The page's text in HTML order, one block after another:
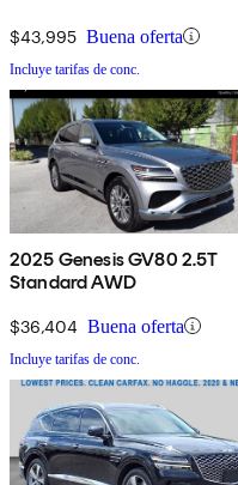
$43,995 Buena oferta
Incluye tarifas de conc.
2025 Genesis GV80 2.5T
Standard AWD
$36,404 Buena oferta
Incluye tarifas de conc.